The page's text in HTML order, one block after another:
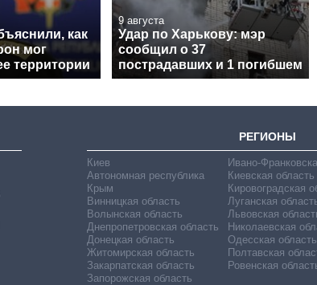
как
мог
территории
9 августа
Удар по Харькову: мэр
сообщил о 37
пострадавших и 1 погибшем
РЕГИОНЫ
Киев
Автономная республика
Крым
Винницкая область
Волынская область
Днепропетровская область
Донецкая область
Житомирская область
Закарпатская область
Запорожская область
Ивано-
Киевская область
Кировоградская
Луганская
Львовская
Николаевская
Одесская область
Полтавская
Ровенская